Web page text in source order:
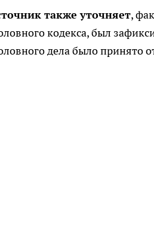
также уточняет,
кодекса, был
дела было принято